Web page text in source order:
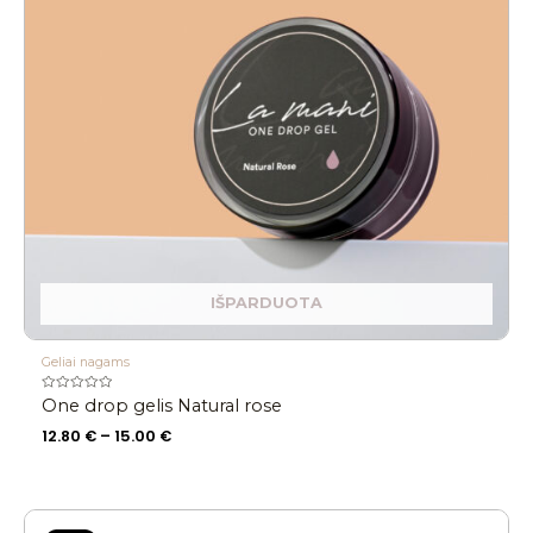
IŠPARDUOTA
Geliai nagams
Įvertinimas:
0
5
One drop gelis Natural rose
12.80 € – 15.00 €
OriginalCurrent